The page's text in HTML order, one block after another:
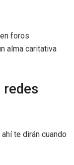
foros
alma caritativa
redes
te dirán cuando